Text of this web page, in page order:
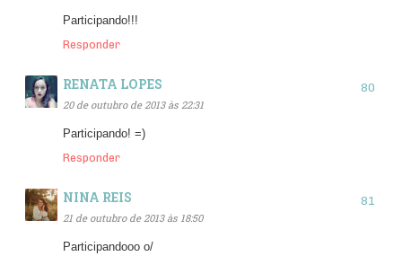
Participando!!!
Responder
RENATA LOPES
20 de outubro de 2013 às 22:31
Participando! =)
Responder
NINA REIS
21 de outubro de 2013 às 18:50
Participandooo o/